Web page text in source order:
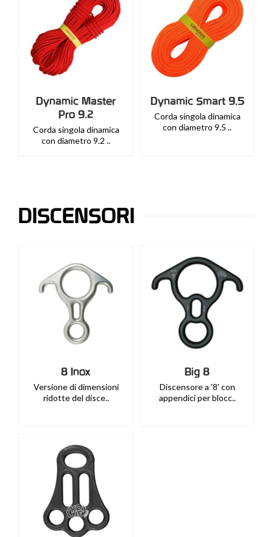
Dynamic Master
Pro 9.2
Corda singola dinamica
con diametro 9.2 ..
Dynamic Smart 9.5
Corda singola dinamica
con diametro 9.5 ..
DISCENSORI
8 Inox
Versione di dimensioni
ridotte del disce..
Big 8
Discensore a '8' con
appendici per blocc..